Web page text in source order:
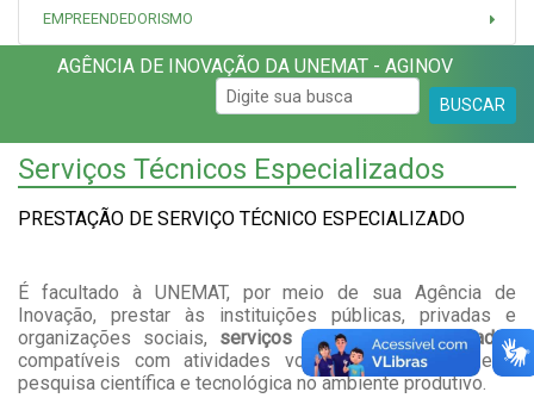
EMPREENDEDORISMO
AGÊNCIA DE INOVAÇÃO DA UNEMAT - AGINOV
BUSCAR
Serviços Técnicos Especializados
PRESTAÇÃO DE SERVIÇO TÉCNICO ESPECIALIZADO
É facultado à UNEMAT, por meio de sua Agência de
Inovação, prestar às instituições públicas, privadas e
organizações sociais, serviços técnicos especializados
compatíveis com atividades voltadas à inovação e à
pesquisa científica e tecnológica no ambiente produtivo.